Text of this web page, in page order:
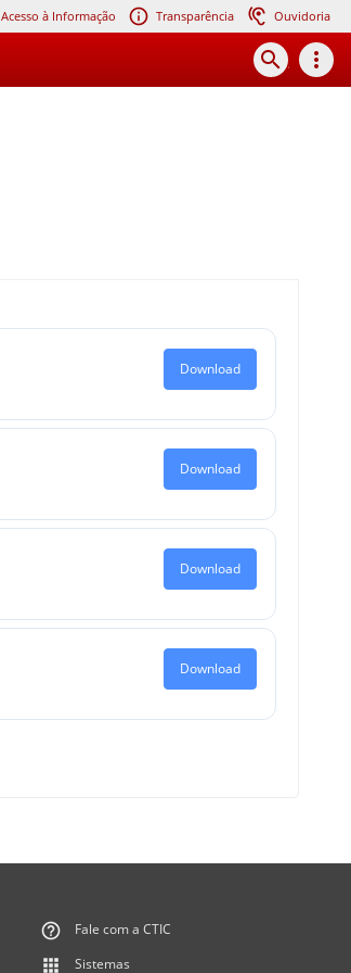
Acesso à Informação Transparência Ouvidoria
search more_vert
Download
Download
Download
Download
Fale com a CTIC
Sistemas